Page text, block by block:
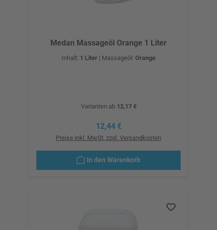
Medan Massageöl Orange 1 Liter
Inhalt: 1 Liter | Massageöl: Orange
Varianten ab12,17 €
Regulärer Preis:
12,44 €
Preise inkl. MwSt. zzgl. Versandkosten
In den Warenkorb